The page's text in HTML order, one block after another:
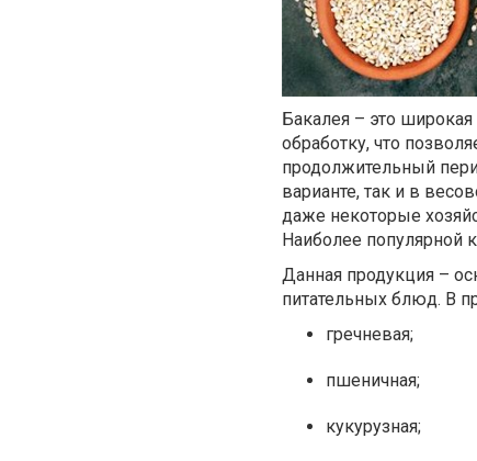
Бакалея – это
обработку, что
продолжительный
варианте, так и в
даже некоторые
Наиболее популярной
Данная продукция –
питательных блюд. В
гречневая;
пшеничная;
кукурузная;